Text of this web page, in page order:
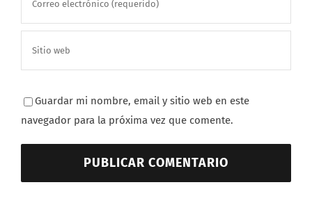
Guardar mi nombre, email y sitio web en este
navegador para la próxima vez que comente.